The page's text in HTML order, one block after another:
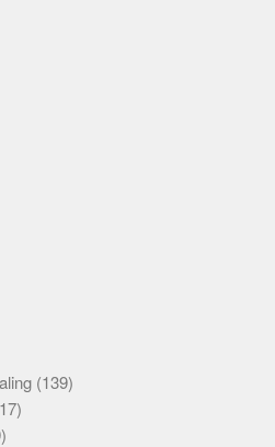
(139)